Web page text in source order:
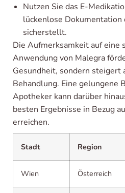
Nutzen Sie das E-
lückenlose Dokumentation
sicherstellt.
Die Aufmerksamkeit auf eine
Anwendung von Malegra
Gesundheit, sondern steigert
Behandlung. Eine gelungene
Apotheker kann darüber
besten Ergebnisse in Bezug
erreichen.
Stadt Region
Wien Österreich